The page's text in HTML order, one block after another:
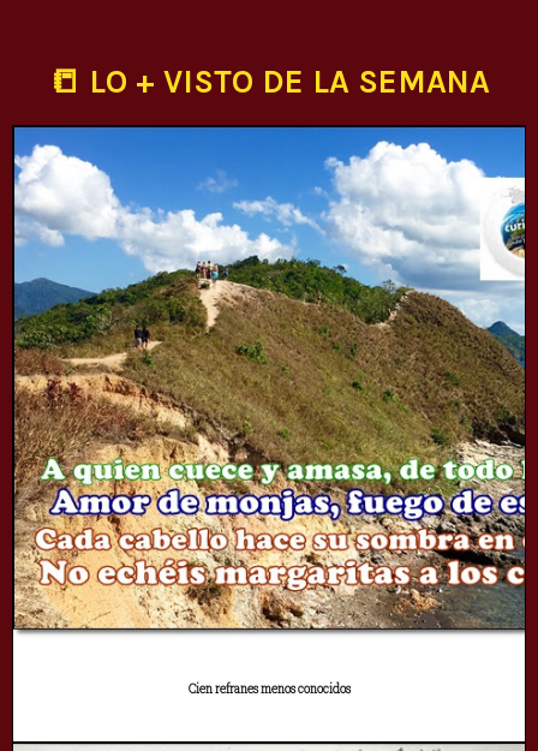
📒 LO + VISTO DE LA SEMANA
Cien refranes menos conocidos